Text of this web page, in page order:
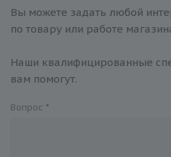
Вы можете задать любой
по товару или работе
Наши квалифицированные
вам помогут.
Вопрос *